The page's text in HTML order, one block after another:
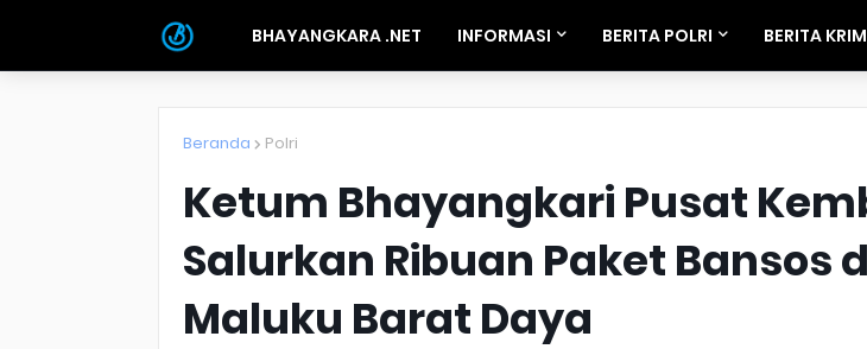
BHAYANGKARA .NET INFORMASI BERITA POLRI BERITA
Beranda Polri
Ketum Bhayangkari Pusat
Salurkan Ribuan Paket Bansos
Maluku Barat Daya